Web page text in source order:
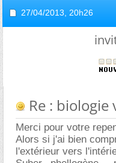
27/04/2013, 20h26
Re : biologie
Merci pour votre
Alors si j'ai bien
l'extérieur vers